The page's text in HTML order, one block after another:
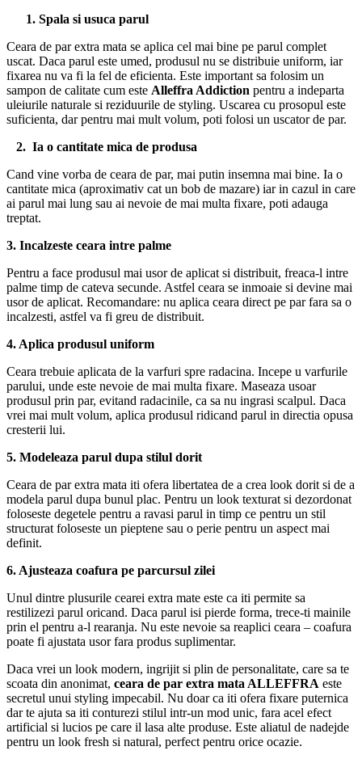
1. Spala si usuca parul
Ceara de par extra mata se aplica cel mai bine pe parul complet
uscat. Daca parul este umed, produsul nu se distribuie uniform, iar
fixarea nu va fi la fel de eficienta. Este important sa folosim un
sampon de calitate cum este Alleffra Addiction pentru a indeparta
uleiurile naturale si reziduurile de styling. Uscarea cu prosopul este
suficienta, dar pentru mai mult volum, poti folosi un uscator de par.
2. Ia o cantitate mica de produsa
Cand vine vorba de ceara de par, mai putin insemna mai bine. Ia o
cantitate mica (aproximativ cat un bob de mazare) iar in cazul in care
ai parul mai lung sau ai nevoie de mai multa fixare, poti adauga
treptat.
3. Incalzeste ceara intre palme
Pentru a face produsul mai usor de aplicat si distribuit, freaca-l intre
palme timp de cateva secunde. Astfel ceara se inmoaie si devine mai
usor de aplicat. Recomandare: nu aplica ceara direct pe par fara sa o
incalzesti, astfel va fi greu de distribuit.
4. Aplica produsul uniform
Ceara trebuie aplicata de la varfuri spre radacina. Incepe u varfurile
parului, unde este nevoie de mai multa fixare. Maseaza usoar
produsul prin par, evitand radacinile, ca sa nu ingrasi scalpul. Daca
vrei mai mult volum, aplica produsul ridicand parul in directia opusa
cresterii lui.
5. Modeleaza parul dupa stilul dorit
Ceara de par extra mata iti ofera libertatea de a crea look dorit si de a
modela parul dupa bunul plac. Pentru un look texturat si dezordonat
foloseste degetele pentru a ravasi parul in timp ce pentru un stil
structurat foloseste un pieptene sau o perie pentru un aspect mai
definit.
6. Ajusteaza coafura pe parcursul zilei
Unul dintre plusurile cearei extra mate este ca iti permite sa
restilizezi parul oricand. Daca parul isi pierde forma, trece-ti mainile
prin el pentru a-l rearanja. Nu este nevoie sa reaplici ceara – coafura
poate fi ajustata usor fara produs suplimentar.
Daca vrei un look modern, ingrijit si plin de personalitate, care sa te
scoata din anonimat, ceara de par extra mata ALLEFFRA este
secretul unui styling impecabil. Nu doar ca iti ofera fixare puternica
dar te ajuta sa iti conturezi stilul intr-un mod unic, fara acel efect
artificial si lucios pe care il lasa alte produse. Este aliatul de nadejde
pentru un look fresh si natural, perfect pentru orice ocazie.